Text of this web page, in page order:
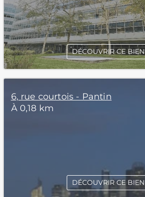
DÉCOUVRIR CE BIEN
6, rue courtois - Pantin
À 0,18 km
DÉCOUVRIR CE BIEN